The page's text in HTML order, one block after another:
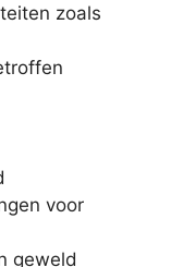
zoals
voor
geweld